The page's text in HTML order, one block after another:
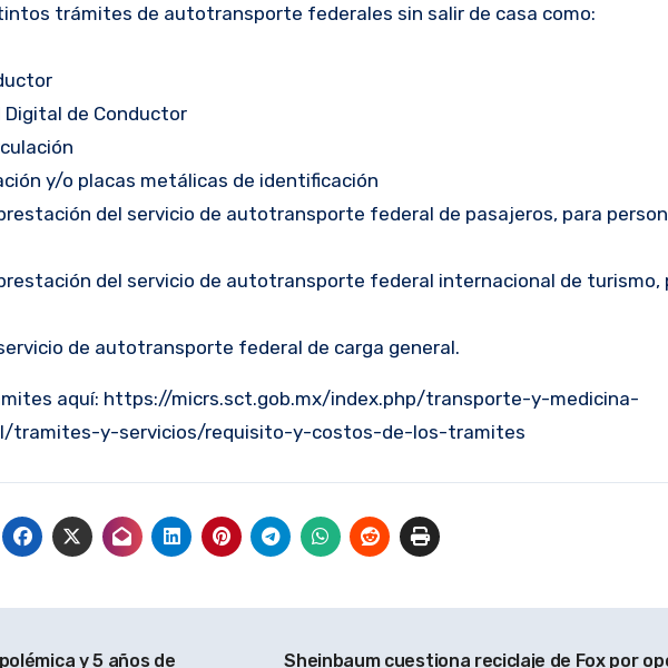
trámites de autotransporte federales sin salir de casa como:
Digital de Conductor
y/o placas metálicas de identificación
del servicio de autotransporte federal de pasajeros, para
del servicio de autotransporte federal internacional de turismo,
de autotransporte federal de carga general.
aquí: https://micrs.sct.gob.mx/index.php/transporte-y-medicina-
tramites-y-servicios/requisito-y-costos-de-los-tramites
y 5 años de Sheinbaum cuestiona reciclaje de Fox por